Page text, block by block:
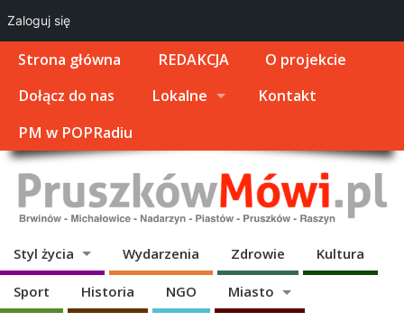
Strona główna REDAKCJA
O projekcie
Dołącz do nas
Lokalne
Kontakt
PM w POPRadiu
Styl życia Wydarzenia Zdrowie Kultura
Sport Historia NGO Miasto
Zaloguj się